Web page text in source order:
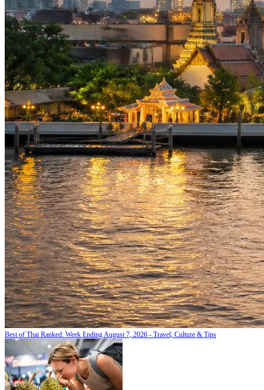
Best of Thai Ranked: Week Ending August 7, 2026 - Travel, Culture & Tips